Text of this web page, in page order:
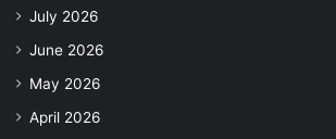
July 2026
June 2026
May 2026
April 2026